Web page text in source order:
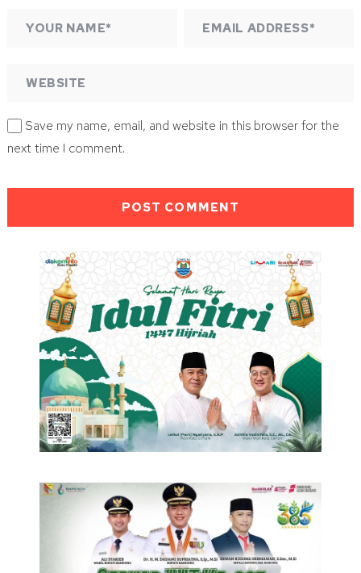
Save my name, email, and website in this browser for the
next time I comment.